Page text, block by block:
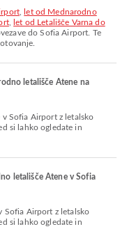
let od Mednarodno
,
let od Letališče Varna do
do Sofia Airport. Te
letališče Atene na
si lahko ogledate in
letališče Atene v Sofia
si lahko ogledate in